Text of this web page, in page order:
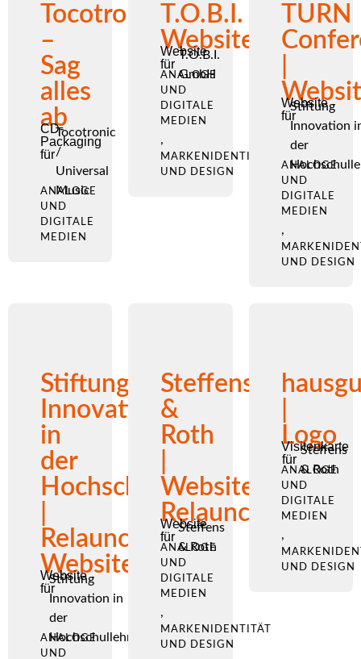
Tocotronic
–
Sag
alles
ab
CD-
Packaging
für
Tocotronic
/
Universal
Music
ANALOGE
UND
DIGITALE
MEDIEN
T.O.B.I.
Website
Website
für
T.O.B.I.
GmbH
ANALOGE
UND
DIGITALE
MEDIEN
,
MARKENIDENTITÄT
UND DESIGN
TURN
Website
für
Stiftung
Innovation
der
ANALOGE
UND
DIGITALE
MEDIEN
,
UND DESIGN
Stiftung
Innovation
in
der
Hochschullehre
Relaunch
Website
Website
für
Stiftung
Innovation in
der
Hochschullehre
ANALOGE
UND
Steffens
&
Roth
Website-
Relaunch
Website
für
Steffens
& Roth
ANALOGE
UND
DIGITALE
MEDIEN
,
MARKENIDENTITÄT
UND DESIGN
Logo
Visitenkarte
für
Steffens
& Roth
ANALOGE
UND
DIGITALE
MEDIEN
,
UND DESIGN